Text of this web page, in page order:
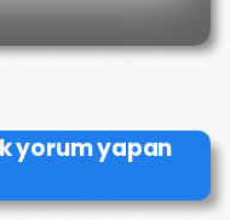
yorum yapan